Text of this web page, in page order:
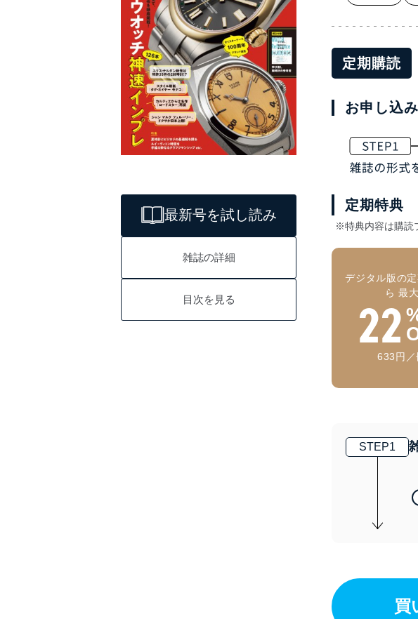
最新号を試し読み
雑誌の詳細
目次を見る
定期購読
お申し込
定期特典
※特典内容は購読
デジタル版の
ら 最大
22
633円／
STEP1
買